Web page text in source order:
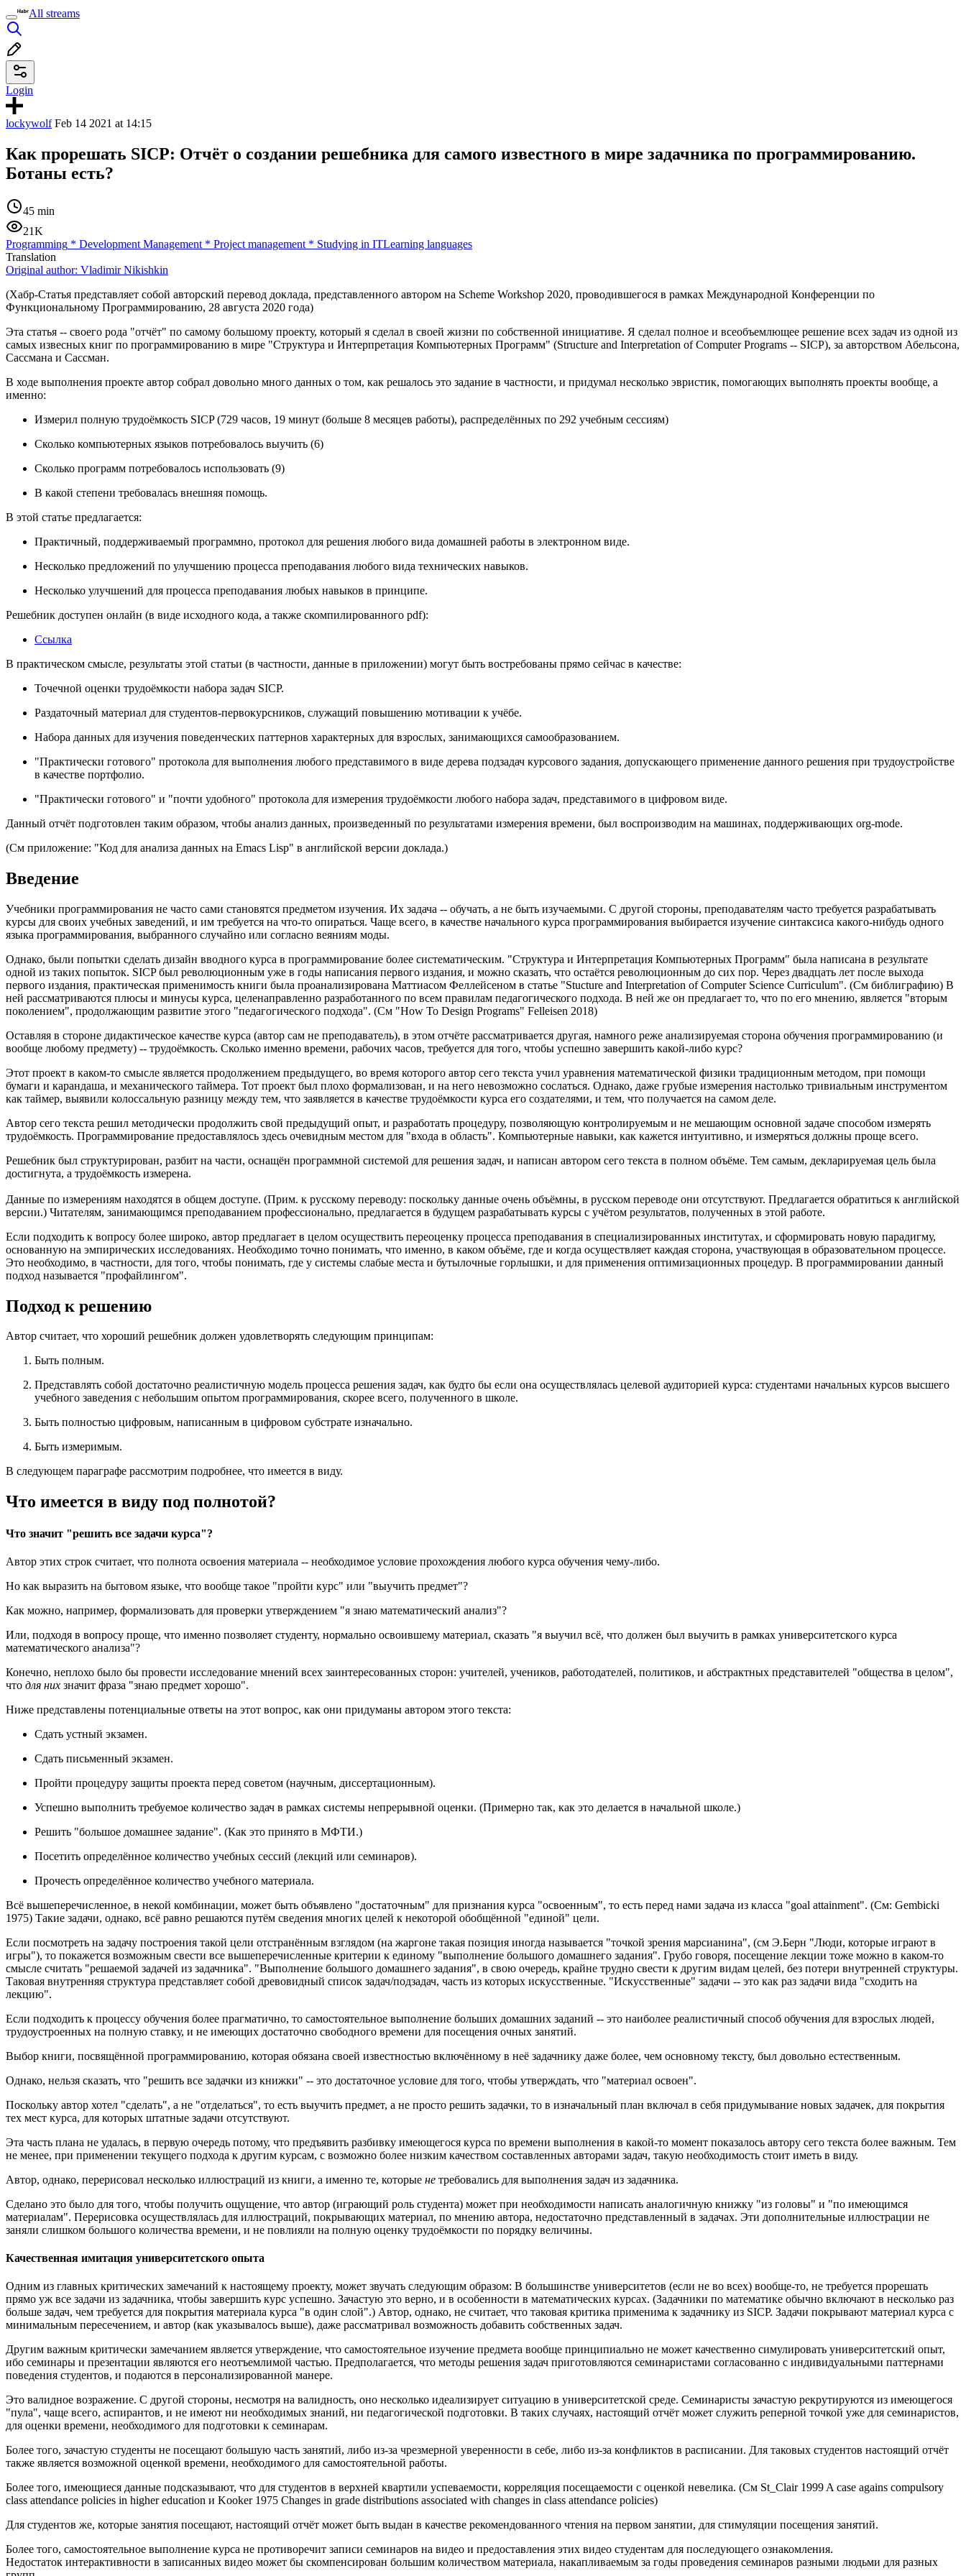
All streams
Login
lockywolfFeb 14 2021 at 14:15
Как прорешать SICP: Отчёт о создании решебника для самого известного в мире задачника по программированию.
Ботаны есть?
45 min
21K
Programming * Development Management * Project management * Studying in ITLearning languages
Translation
Original author: Vladimir Nikishkin
(Хабр-Статья представляет собой авторский перевод доклада, представленного автором на Scheme Workshop 2020, проводившегося в рамках Международной Конференции по
Функциональному Программированию, 28 августа 2020 года)
Эта статья -- своего рода "отчёт" по самому большому проекту, который я сделал в своей жизни по собственной инициативе. Я сделал полное и всеобъемлющее решение всех задач из одной из
самых извесных книг по программированию в мире "Структура и Интерпретация Компьютерных Программ" (Structure and Interpretation of Computer Programs -- SICP), за авторством Абельсона,
Сассмана и Сассман.
В ходе выполнения проекте автор собрал довольно много данных о том, как решалось это задание в частности, и придумал несколько эвристик, помогающих выполнять проекты вообще, а
именно:
Измерил полную трудоёмкость SICP (729 часов, 19 минут (больше 8 месяцев работы), распределённых по 292 учебным сессиям)
Сколько компьютерных языков потребовалось выучить (6)
Сколько программ потребовалось использовать (9)
В какой степени требовалась внешняя помощь.
В этой статье предлагается:
Практичный, поддерживаемый программно, протокол для решения любого вида домашней работы в электронном виде.
Несколько предложений по улучшению процесса преподавания любого вида технических навыков.
Несколько улучшений для процесса преподавания любых навыков в принципе.
Решебник доступен онлайн (в виде исходного кода, а также скомпилированного pdf):
Ссылка
В практическом смысле, результаты этой статьи (в частности, данные в приложении) могут быть востребованы прямо сейчас в качестве:
Точечной оценки трудоёмкости набора задач SICP.
Раздаточный материал для студентов-первокурсников, служащий повышению мотивации к учёбе.
Набора данных для изучения поведенческих паттернов характерных для взрослых, занимающихся самообразованием.
"Практически готового" протокола для выполнения любого представимого в виде дерева подзадач курсового задания, допускающего применение данного решения при трудоустройстве
в качестве портфолио.
"Практически готового" и "почти удобного" протокола для измерения трудоёмкости любого набора задач, представимого в цифровом виде.
Данный отчёт подготовлен таким образом, чтобы анализ данных, произведенный по результатами измерения времени, был воспроизводим на машинах, поддерживающих org-mode.
(См приложение: "Код для анализа данных на Emacs Lisp" в английской версии доклада.)
Введение
Учебники программирования не часто сами становятся предметом изучения. Их задача -- обучать, а не быть изучаемыми. С другой стороны, преподавателям часто требуется разрабатывать
курсы для своих учебных заведений, и им требуется на что-то опираться. Чаще всего, в качестве начального курса программирования выбирается изучение синтаксиса какого-нибудь одного
языка программирования, выбранного случайно или согласно веяниям моды.
Однако, были попытки сделать дизайн вводного курса в программирование более систематическим. "Структура и Интерпретация Компьютерных Программ" была написана в результате
одной из таких попыток. SICP был революционным уже в годы написания первого издания, и можно сказать, что остаётся революционным до сих пор. Через двадцать лет после выхода
первого издания, практическая применимость книги была проанализирована Маттиасом Феллейсеном в статье "Stucture and Interpretation of Computer Science Curriculum". (См библиграфию) В
ней рассматриваются плюсы и минусы курса, целенаправленно разработанного по всем правилам педагогического подхода. В ней же он предлагает то, что по его мнению, является "вторым
поколением", продолжающим развитие этого "педагогического подхода". (См "How To Design Programs" Felleisen 2018)
Оставляя в стороне дидактическое качестве курса (автор сам не преподаватель), в этом отчёте рассматривается другая, намного реже анализируемая сторона обучения программированию (и
вообще любому предмету) -- трудоёмкость. Сколько именно времени, рабочих часов, требуется для того, чтобы успешно завершить какой-либо курс?
Этот проект в каком-то смысле является продолжением предыдущего, во время которого автор сего текста учил уравнения математической физики традиционным методом, при помощи
бумаги и карандаша, и механического таймера. Тот проект был плохо формализован, и на него невозможно сослаться. Однако, даже грубые измерения настолько тривиальным инструментом
как таймер, выявили колоссальную разницу между тем, что заявляется в качестве трудоёмкости курса его создателями, и тем, что получается на самом деле.
Автор сего текста решил методически продолжить свой предыдущий опыт, и разработать процедуру, позволяющую контролируемым и не мешающим основной задаче способом измерять
трудоёмкость. Программирование предоставлялось здесь очевидным местом для "входа в область". Компьютерные навыки, как кажется интуитивно, и измеряться должны проще всего.
Решебник был структурирован, разбит на части, оснащён программной системой для решения задач, и написан автором сего текста в полном объёме. Тем самым, декларируемая цель была
достигнута, а трудоёмкость измерена.
Данные по измерениям находятся в общем доступе. (Прим. к русскому переводу: поскольку данные очень объёмны, в русском переводе они отсутствуют. Предлагается обратиться к английской
версии.) Читателям, занимающимся преподаванием профессионально, предлагается в будущем разрабатывать курсы с учётом результатов, полученных в этой работе.
Если подходить к вопросу более широко, автор предлагает в целом осуществить переоценку процесса преподавания в специализированных институтах, и сформировать новую парадигму,
основанную на эмпирических исследованиях. Необходимо точно понимать, что именно, в каком объёме, где и когда осуществляет каждая сторона, участвующая в образовательном процессе.
Это необходимо, в частности, для того, чтобы понимать, где у системы слабые места и бутылочные горлышки, и для применения оптимизационных процедур. В программировании данный
подход называется "профайлингом".
Подход к решению
Автор считает, что хороший решебник должен удовлетворять следующим принципам:
Быть полным.
Представлять собой достаточно реалистичную модель процесса решения задач, как будто бы если она осуществлялась целевой аудиторией курса: студентами начальных курсов высшего
учебного заведения с небольшим опытом программирования, скорее всего, полученного в школе.
Быть полностью цифровым, написанным в цифровом субстрате изначально.
Быть измеримым.
В следующем параграфе рассмотрим подробнее, что имеется в виду.
Что имеется в виду под полнотой?
Что значит "решить все задачи курса"?
Автор этих строк считает, что полнота освоения материала -- необходимое условие прохождения любого курса обучения чему-либо.
Но как выразить на бытовом языке, что вообще такое "пройти курс" или "выучить предмет"?
Как можно, например, формализовать для проверки утверждением "я знаю математический анализ"?
Или, подходя в вопросу проще, что именно позволяет студенту, нормально освоившему материал, сказать "я выучил всё, что должен был выучить в рамках университетского курса
математического анализа"?
Конечно, неплохо было бы провести исследование мнений всех заинтересованных сторон: учителей, учеников, работодателей, политиков, и абстрактных представителей "общества в целом",
что для них значит фраза "знаю предмет хорошо".
Ниже представлены потенциальные ответы на этот вопрос, как они придуманы автором этого текста:
Сдать устный экзамен.
Сдать письменный экзамен.
Пройти процедуру защиты проекта перед советом (научным, диссертационным).
Успешно выполнить требуемое количество задач в рамках системы непрерывной оценки. (Примерно так, как это делается в начальной школе.)
Решить "большое домашнее задание". (Как это принято в МФТИ.)
Посетить определённое количество учебных сессий (лекций или семинаров).
Прочесть определённое количество учебного материала.
Всё вышеперечисленное, в некой комбинации, может быть объявлено "достаточным" для признания курса "освоенным", то есть перед нами задача из класса "goal attainment". (См: Gembicki
1975) Такие задачи, однако, всё равно решаются путём сведения многих целей к некоторой обобщённой "единой" цели.
Если посмотреть на задачу построения такой цели отстранённым взглядом (на жаргоне такая позиция иногда называется "точкой зрения марсианина", (см Э.Берн "Люди, которые играют в
игры"), то покажется возможным свести все вышеперечисленные критерии к единому "выполнение большого домашнего задания". Грубо говоря, посещение лекции тоже можно в каком-то
смысле считать "решаемой задачей из задачника". "Выполнение большого домашнего задания", в свою очередь, крайне трудно свести к другим видам целей, без потери внутренней структуры.
Таковая внутренняя структура представляет собой древовидный список задач/подзадач, часть из которых искусственные. "Искусственные" задачи -- это как раз задачи вида "сходить на
лекцию".
Если подходить к процессу обучения более прагматично, то самостоятельное выполнение больших домашних заданий -- это наиболее реалистичный способ обучения для взрослых людей,
трудоустроенных на полную ставку, и не имеющих достаточно свободного времени для посещения очных занятий.
Выбор книги, посвящённой программированию, которая обязана своей известностью включённому в неё задачнику даже более, чем основному тексту, был довольно естественным.
Однако, нельзя сказать, что "решить все задачки из книжки" -- это достаточное условие для того, чтобы утверждать, что "материал освоен".
Поскольку автор хотел "сделать", а не "отделаться", то есть выучить предмет, а не просто решить задачки, то в изначальный план включал в себя придумывание новых задачек, для покрытия
тех мест курса, для которых штатные задачи отсутствуют.
Эта часть плана не удалась, в первую очередь потому, что предъявить разбивку имеющегося курса по времени выполнения в какой-то момент показалось автору сего текста более важным. Тем
не менее, при применении текущего подхода к другим курсам, с возможно более низким качеством составленных авторами задач, такую необходимость стоит иметь в виду.
Автор, однако, перерисовал несколько иллюстраций из книги, а именно те, которые не требовались для выполнения задач из задачника.
Сделано это было для того, чтобы получить ощущение, что автор (играющий роль студента) может при необходимости написать аналогичную книжку "из головы" и "по имеющимся
материалам". Перерисовка осуществлялась для иллюстраций, покрывающих материал, по мнению автора, недостаточно представленный в задачах. Эти дополнительные иллюстрации не
заняли слишком большого количества времени, и не повлияли на полную оценку трудоёмкости по порядку величины.
Качественная имитация университетского опыта
Одним из главных критических замечаний к настоящему проекту, может звучать следующим образом: В большинстве университетов (если не во всех) вообще-то, не требуется прорешать
прямо уж все задачи из задачника, чтобы завершить курс успешно. Зачастую это верно, и в особенности в математических курсах. (Задачники по математике обычно включают в несколько раз
больше задач, чем требуется для покрытия материала курса "в один слой".) Автор, однако, не считает, что таковая критика применима к задачнику из SICP. Задачи покрывают материал курса с
минимальным пересечением, и автор (как указывалось выше), даже рассматривал возможность добавить собственных задач.
Другим важным критически замечанием является утверждение, что самостоятельное изучение предмета вообще принципиально не может качественно симулировать университетский опыт,
ибо семинары и презентации являются его неотъемлимой частью. Предполагается, что методы решения задач приготовляются семинаристами согласованно с индивидуальными паттернами
поведения студентов, и подаются в персонализированной манере.
Это валидное возражение. С другой стороны, несмотря на валидность, оно несколько идеализирует ситуацию в университетской среде. Семинаристы зачастую рекрутируются из имеющегося
"пула", чаще всего, аспирантов, и не имеют ни необходимых знаний, ни педагогической подготовки. В таких случаях, настоящий отчёт может служить реперной точкой уже для семинаристов,
для оценки времени, необходимого для подготовки к семинарам.
Более того, зачастую студенты не посещают большую часть занятий, либо из-за чрезмерной уверенности в себе, либо из-за конфликтов в расписании. Для таковых студентов настоящий отчёт
также является возможной оценкой времени, необходимого для самостоятельной работы.
Более того, имеющиеся данные подсказывают, что для студентов в верхней квартили успеваемости, корреляция посещаемости с оценкой невелика. (См St_Clair 1999 A case agains compulsory
class attendance policies in higher education и Kooker 1975 Changes in grade distributions associated with changes in class attendance policies)
Для студентов же, которые занятия посещают, настоящий отчёт может быть выдан в качестве рекомендованного чтения на первом занятии, для стимуляции посещения занятий.
Более того, самостоятельное выполнение курса не противоречит записи семинаров на видео и предоставления этих видео студентам для последующего ознакомления.
Недостаток интерактивности в записанных видео может бы скомпенсирован большим количеством материала, накапливаемым за годы проведения семинаров разными людьми для разных